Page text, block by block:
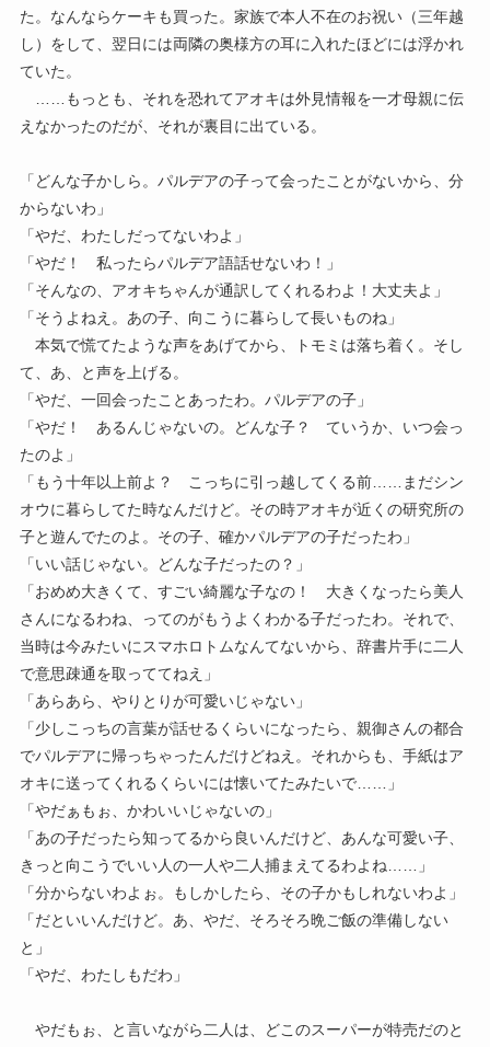
た。なんならケーキも買った。家族で本人不在のお祝い（三年越
し）をして、翌日には両隣の奥様方の耳に入れたほどには浮かれ
ていた。
……もっとも、それを恐れてアオキは外見情報を一才母親に伝
えなかったのだが、それが裏目に出ている。
「どんな子かしら。パルデアの子って会ったことがないから、分
からないわ」
「やだ、わたしだってないわよ」
「やだ！ 私ったらパルデア語話せないわ！」
「そんなの、アオキちゃんが通訳してくれるわよ！大丈夫よ」
「そうよねえ。あの子、向こうに暮らして長いものね」
本気で慌てたような声をあげてから、トモミは落ち着く。そし
て、あ、と声を上げる。
「やだ、一回会ったことあったわ。パルデアの子」
「やだ！ あるんじゃないの。どんな子？ ていうか、いつ会っ
たのよ」
「もう十年以上前よ？ こっちに引っ越してくる前……まだシン
オウに暮らしてた時なんだけど。その時アオキが近くの研究所の
子と遊んでたのよ。その子、確かパルデアの子だったわ」
「いい話じゃない。どんな子だったの？」
「おめめ大きくて、すごい綺麗な子なの！ 大きくなったら美人
さんになるわね、ってのがもうよくわかる子だったわ。それで、
当時は今みたいにスマホロトムなんてないから、辞書片手に二人
で意思疎通を取っててねえ」
「あらあら、やりとりが可愛いじゃない」
「少しこっちの言葉が話せるくらいになったら、親御さんの都合
でパルデアに帰っちゃったんだけどねえ。それからも、手紙はア
オキに送ってくれるくらいには懐いてたみたいで……」
「やだぁもぉ、かわいいじゃないの」
「あの子だったら知ってるから良いんだけど、あんな可愛い子、
きっと向こうでいい人の一人や二人捕まえてるわよね……」
「分からないわよぉ。もしかしたら、その子かもしれないわよ」
「だといいんだけど。あ、やだ、そろそろ晩ご飯の準備しない
と」
「やだ、わたしもだわ」
やだもぉ、と言いながら二人は、どこのスーパーが特売だのと